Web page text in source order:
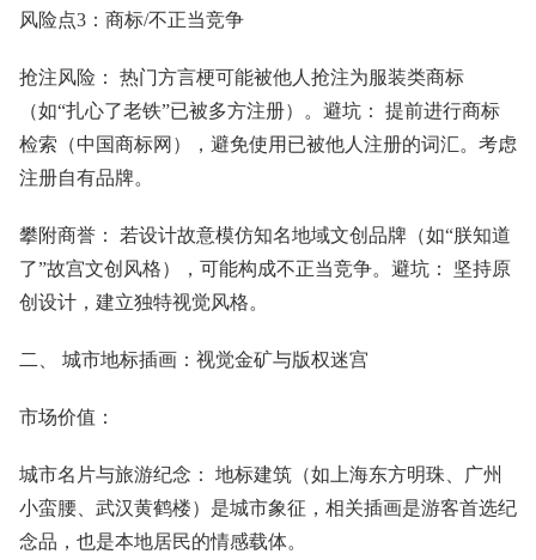
风险点3：商标/不正当竞争
抢注风险： 热门方言梗可能被他人抢注为服装类商标
（如“扎心了老铁”已被多方注册）。避坑： 提前进行商标
检索（中国商标网），避免使用已被他人注册的词汇。考虑
注册自有品牌。
攀附商誉： 若设计故意模仿知名地域文创品牌（如“朕知道
了”故宫文创风格），可能构成不正当竞争。避坑： 坚持原
创设计，建立独特视觉风格。
二、 城市地标插画：视觉金矿与版权迷宫
市场价值：
城市名片与旅游纪念： 地标建筑（如上海东方明珠、广州
小蛮腰、武汉黄鹤楼）是城市象征，相关插画是游客首选纪
念品，也是本地居民的情感载体。